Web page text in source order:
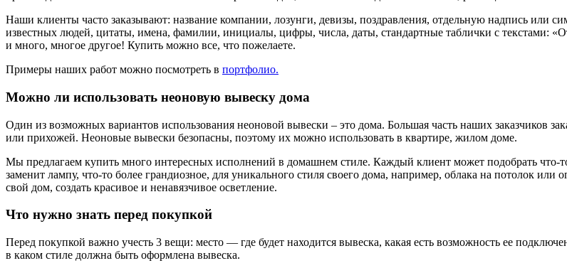
Наши клиенты часто заказывают: название компании, лозунги, девизы, поздравления, отдельную надпись или
известных людей, цитаты, имена, фамилии, инициалы, цифры, числа, даты, стандартные таблички с текстами:
и много, многое другое! Купить можно все, что пожелаете.
Примеры наших работ можно посмотреть в портфолио.
Можно ли использовать неоновую вывеску дома
Один из возможных вариантов использования неоновой вывески – это дома. Большая часть наших заказчиков
или прихожей. Неоновые вывески безопасны, поэтому их можно использовать в квартире, жилом доме.
Мы предлагаем купить много интересных исполнений в домашнем стиле. Каждый клиент может подобрать что-
заменит лампу, что-то более грандиозное, для уникального стиля своего дома, например, облака на потолок
свой дом, создать красивое и ненавязчивое осветление.
Что нужно знать перед покупкой
Перед покупкой важно учесть 3 вещи: место — где будет находится вывеска, какая есть возможность ее
в каком стиле должна быть оформлена вывеска.